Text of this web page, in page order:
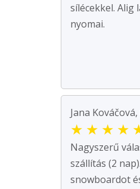
sílécekkel. Alig
nyomai.
Jana
★ ★ ★ ★
Nagyszerű
szállítás (2
snowboardot